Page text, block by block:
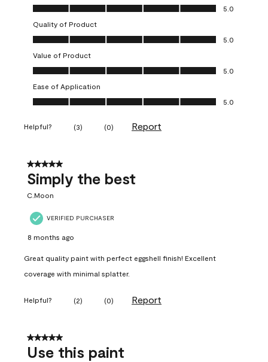
Overall Appearance, 5.0 out of 5
5.0
Quality of Product
Quality of Product, 5.0 out of 5
5.0
Value of Product
Value of Product, 5.0 out of 5
5.0
Ease of Application
Ease of Application, 5.0 out of 5
5.0
Helpful? (3) (0) Report
5 out of 5 stars.
Simply the best
C.Moon
VERIFIED PURCHASER
8 months ago
Great quality paint with perfect eggshell finish! Excellent
coverage with minimal splatter.
Helpful? (2) (0) Report
5 out of 5 stars.
Use this paint